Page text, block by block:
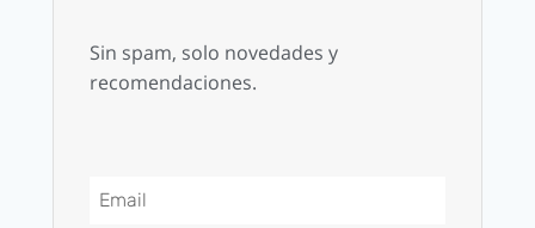
Sin spam, solo novedades y
recomendaciones.